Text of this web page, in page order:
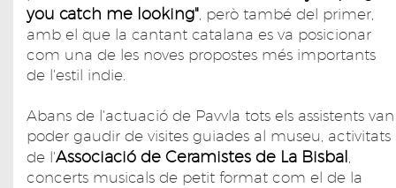
you catch me looking", però també del primer,
amb el que la cantant catalana es va posicionar
com una de les noves propostes més importants
de l'estil indie.
Abans de l'actuació de Pavvla tots els assistents van
poder gaudir de visites guiades al museu, activitats
de l'Associació de Ceramistes de La Bisbal ,
concerts musicals de petit format com el de la